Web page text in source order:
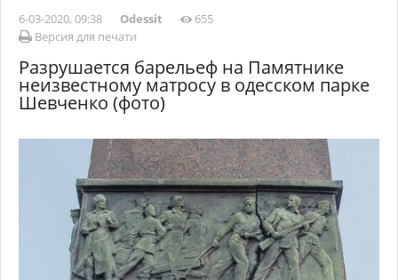
6-03-2020, 09:38 Odessit
655
Версия для печати
Разрушается барельеф на Памятнике
неизвестному матросу в одесском парке
Шевченко (фото)